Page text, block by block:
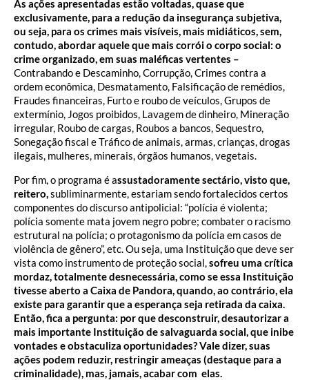
As ações apresentadas estão voltadas, quase que
exclusivamente, para a redução da insegurança subjetiva,
ou seja, para os crimes mais visíveis, mais midiáticos, sem,
contudo, abordar aquele que mais corrói o corpo social: o
crime organizado, em suas maléficas vertentes –
Contrabando e Descaminho, Corrupção, Crimes contra a
ordem econômica, Desmatamento, Falsificação de remédios,
Fraudes financeiras, Furto e roubo de veículos, Grupos de
extermínio, Jogos proibidos, Lavagem de dinheiro, Mineração
irregular, Roubo de cargas, Roubos a bancos, Sequestro,
Sonegação fiscal e Tráfico de animais, armas, crianças, drogas
ilegais, mulheres, minerais, órgãos humanos, vegetais.
Por fim, o programa é assustadoramente sectário, visto que,
reitero,subliminarmente, estariam sendo fortalecidos certos
componentes do discurso antipolicial: “polícia é violenta;
polícia somente mata jovem negro pobre; combater o racismo
estrutural na polícia; o protagonismo da polícia em casos de
violência de gênero”, etc. Ou seja, uma Instituição que deve ser
vista como instrumento de proteção social,sofreu uma crítica
mordaz, totalmente desnecessária, como se essa Instituição
tivesse aberto a Caixa de Pandora, quando, ao contrário, ela
existe para garantir que a esperança seja retirada da caixa.
Então, fica a pergunta: por que desconstruir, desautorizar a
mais importante Instituição de salvaguarda social, que inibe
vontades e obstaculiza oportunidades? Vale dizer, suas
ações podem reduzir, restringir ameaças (destaque para a
criminalidade), mas, jamais, acabar com elas.